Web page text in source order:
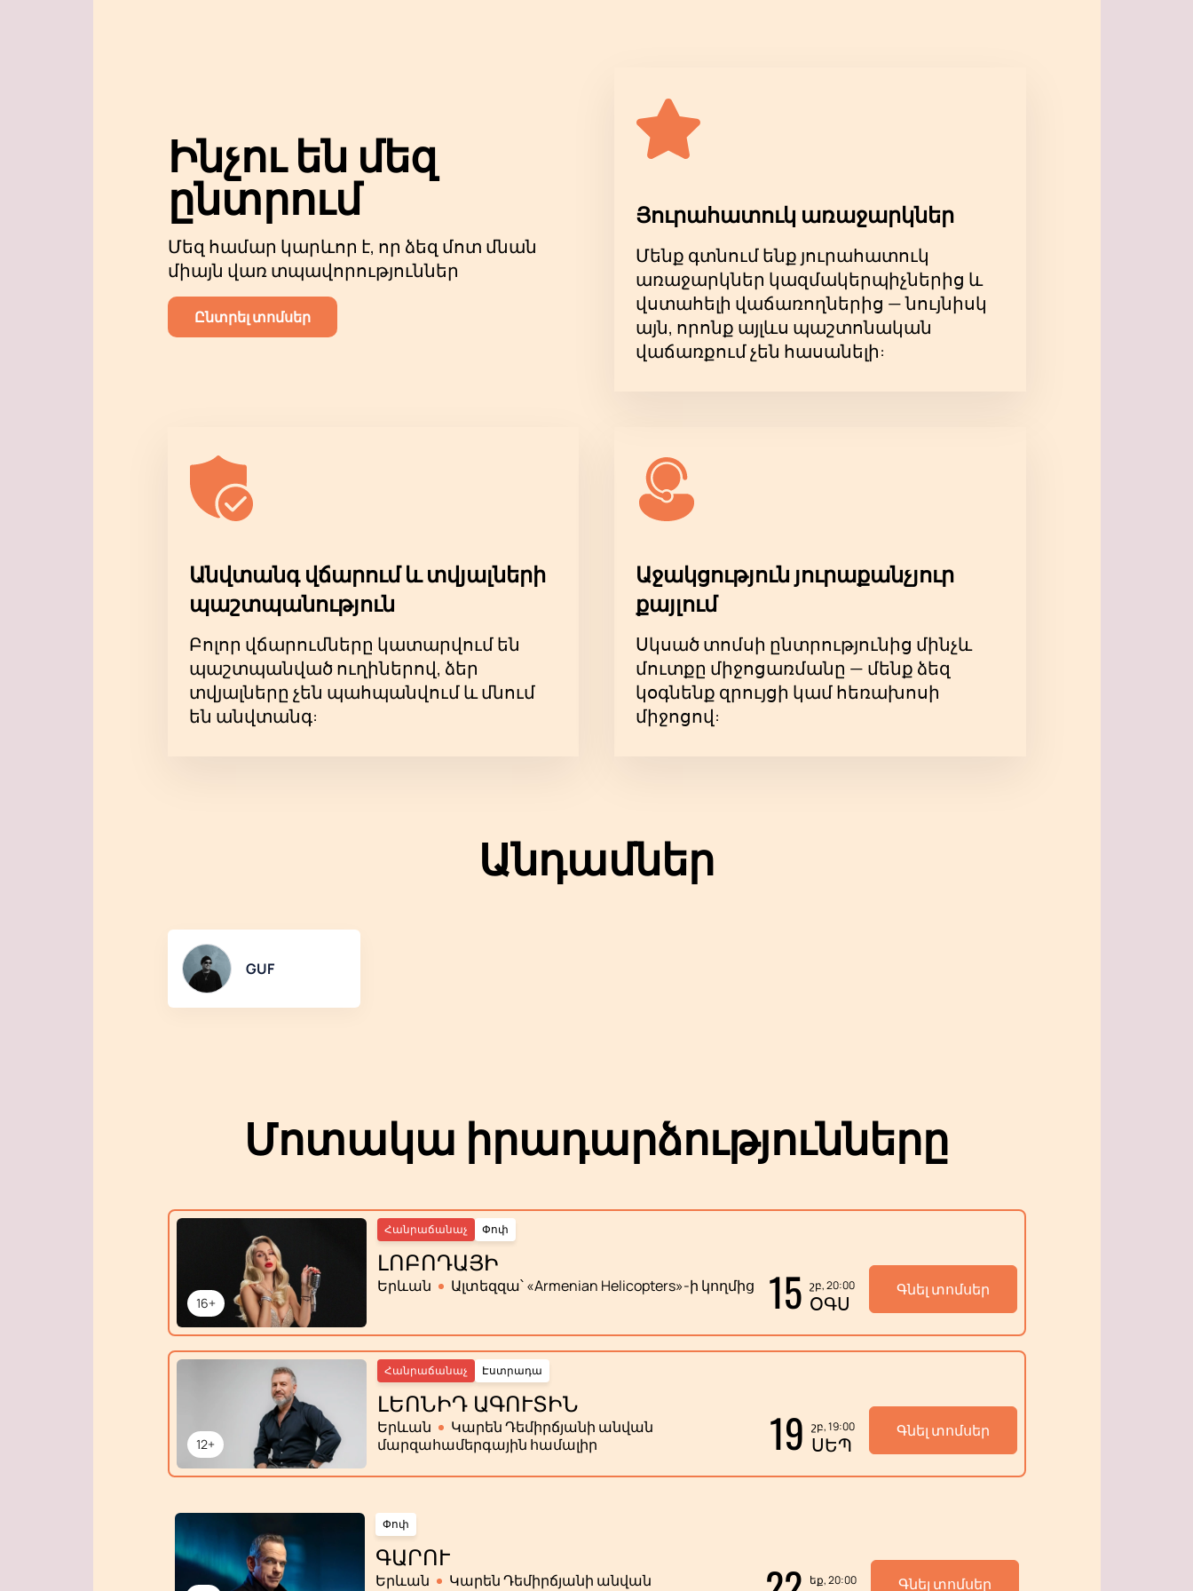
Ուրեմն բաց մի թողեք այս հետաքրքիր իրադարձության ականատեսը լինելու հնարավորությունը: Եկեք և սուզվեք
բոցավառ երաժշտության աշխարհ՝ լի մղումով և լավ տրամադրությամբ: Գնեք GUF համերգի տոմսերը հիմա մեր
կայքում և երաշխավորված կստանաք դրական հույզեր և անմոռանալի փորձ: Սպասում ենք ձեզ ապրիլի 6-ին
կայանալիք համերգին Երևանում «Motor Yerevan» վայրում։
Ինչու են մեզ
ընտրում
Մեզ համար կարևոր է, որ ձեզ մոտ մնան
միայն վառ տպավորություններ
Ընտրել տոմսեր
Յուրահատուկ առաջարկներ
Մենք գտնում ենք յուրահատուկ
առաջարկներ կազմակերպիչներից և
վստահելի վաճառողներից — նույնիսկ
այն, որոնք այլևս պաշտոնական
վաճառքում չեն հասանելի:
Անվտանգ վճարում և տվյալների
պաշտպանություն
Բոլոր վճարումները կատարվում են
պաշտպանված ուղիներով, ձեր
տվյալները չեն պահպանվում և մնում
են անվտանգ:
Աջակցություն յուրաքանչյուր
քայլում
Սկսած տոմսի ընտրությունից մինչև
մուտքը միջոցառմանը — մենք ձեզ
կօգնենք զրույցի կամ հեռախոսի
միջոցով:
Անդամներ
GUF
Մոտակա իրադարձությունները
16+
Փոփ
Հանրաճանաչ
ԼՈԲՈԴԱՅԻ
Երևան Ալտեզզա՝ «Armenian Helicopters»-ի կողմից 15 շբ, 20:00
ՕԳՍ Գնել տոմսեր
12+
Էստրադա
Հանրաճանաչ
ԼԵՈՆԻԴ ԱԳՈՒՏԻՆ
Երևան
Կարեն Դեմիրճյանի անվան
մարզահամերգային համալիր
19 շբ, 19:00
ՍԵՊ Գնել տոմսեր
Փոփ
ԳԱՐՈՒ
Երևան
Կարեն Դեմիրճյանի անվան
եք, 20:00 Գնել տոմսեր